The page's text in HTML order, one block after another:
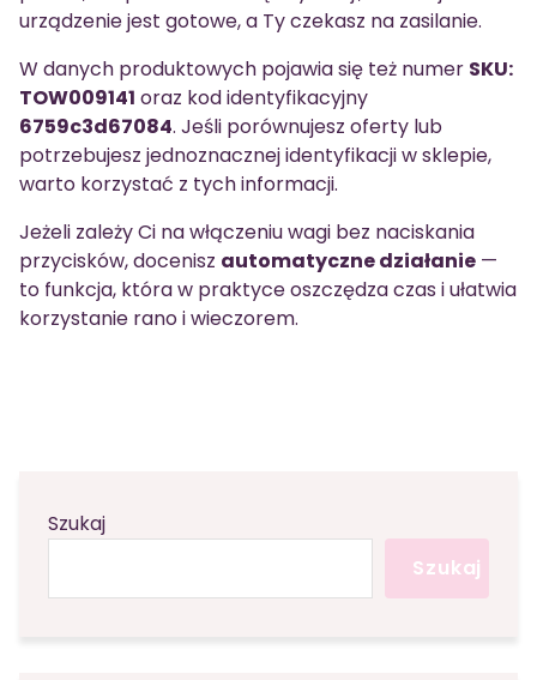
urządzenie jest gotowe, a Ty czekasz na zasilanie.
W danych produktowych pojawia się też numer SKU:
TOW009141 oraz kod identyfikacyjny
6759c3d67084. Jeśli porównujesz oferty lub
potrzebujesz jednoznacznej identyfikacji w sklepie,
warto korzystać z tych informacji.
Jeżeli zależy Ci na włączeniu wagi bez naciskania
przycisków, docenisz automatyczne działanie —
to funkcja, która w praktyce oszczędza czas i ułatwia
korzystanie rano i wieczorem.
Szukaj
Szukaj